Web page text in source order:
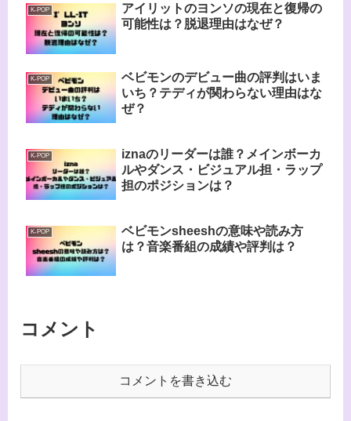
K-POP
アイリットのヨンソの現在と復帰の
可能性は？脱退理由はなぜ？
K-POP
ベビモンのデビュー曲の評判はいま
いち？テディが関わらない理由はな
ぜ？
K-POP
iznaのリーダーは誰？メインボーカ
ルやダンス・ビジュアル担・ラップ
担のポジションは？
K-POP
ベビモンsheeshの意味や読み方
は？音楽番組の成績や評判は？
コメント
コメントを書き込む